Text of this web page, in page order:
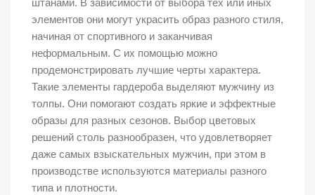
штанами. В зависимости от выбора тех или иных
элементов они могут украсить образ разного стиля,
начиная от спортивного и заканчивая
неформальным. С их помощью можно
продемонстрировать лучшие черты характера.
Такие элементы гардероба выделяют мужчину из
толпы. Они помогают создать яркие и эффектные
образы для разных сезонов. Выбор цветовых
решений столь разнообразен, что удовлетворяет
даже самых взыскательных мужчин, при этом в
производстве используются материалы разного
типа и плотности.